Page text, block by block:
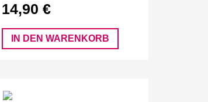
14,90 €
IN DEN WARENKORB